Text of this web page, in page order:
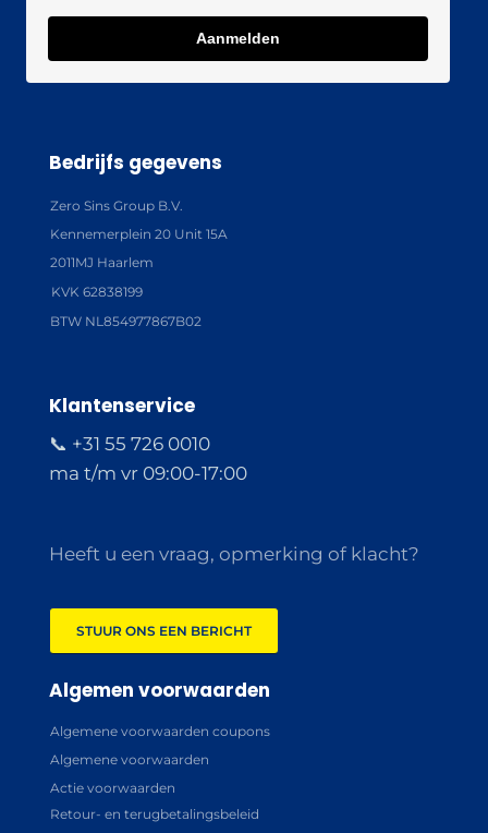
Aanmelden
Bedrijfs gegevens
Zero Sins Group B.V.
Kennemerplein 20 Unit 15A
2011MJ Haarlem
KVK 62838199
BTW NL854977867B02
Klantenservice
📞 +31 55 726 0010
ma t/m vr 09:00-17:00
Heeft u een vraag, opmerking of klacht?
STUUR ONS EEN BERICHT
Algemen voorwaarden
Algemene voorwaarden coupons
Algemene voorwaarden
Actie voorwaarden
Retour- en terugbetalingsbeleid